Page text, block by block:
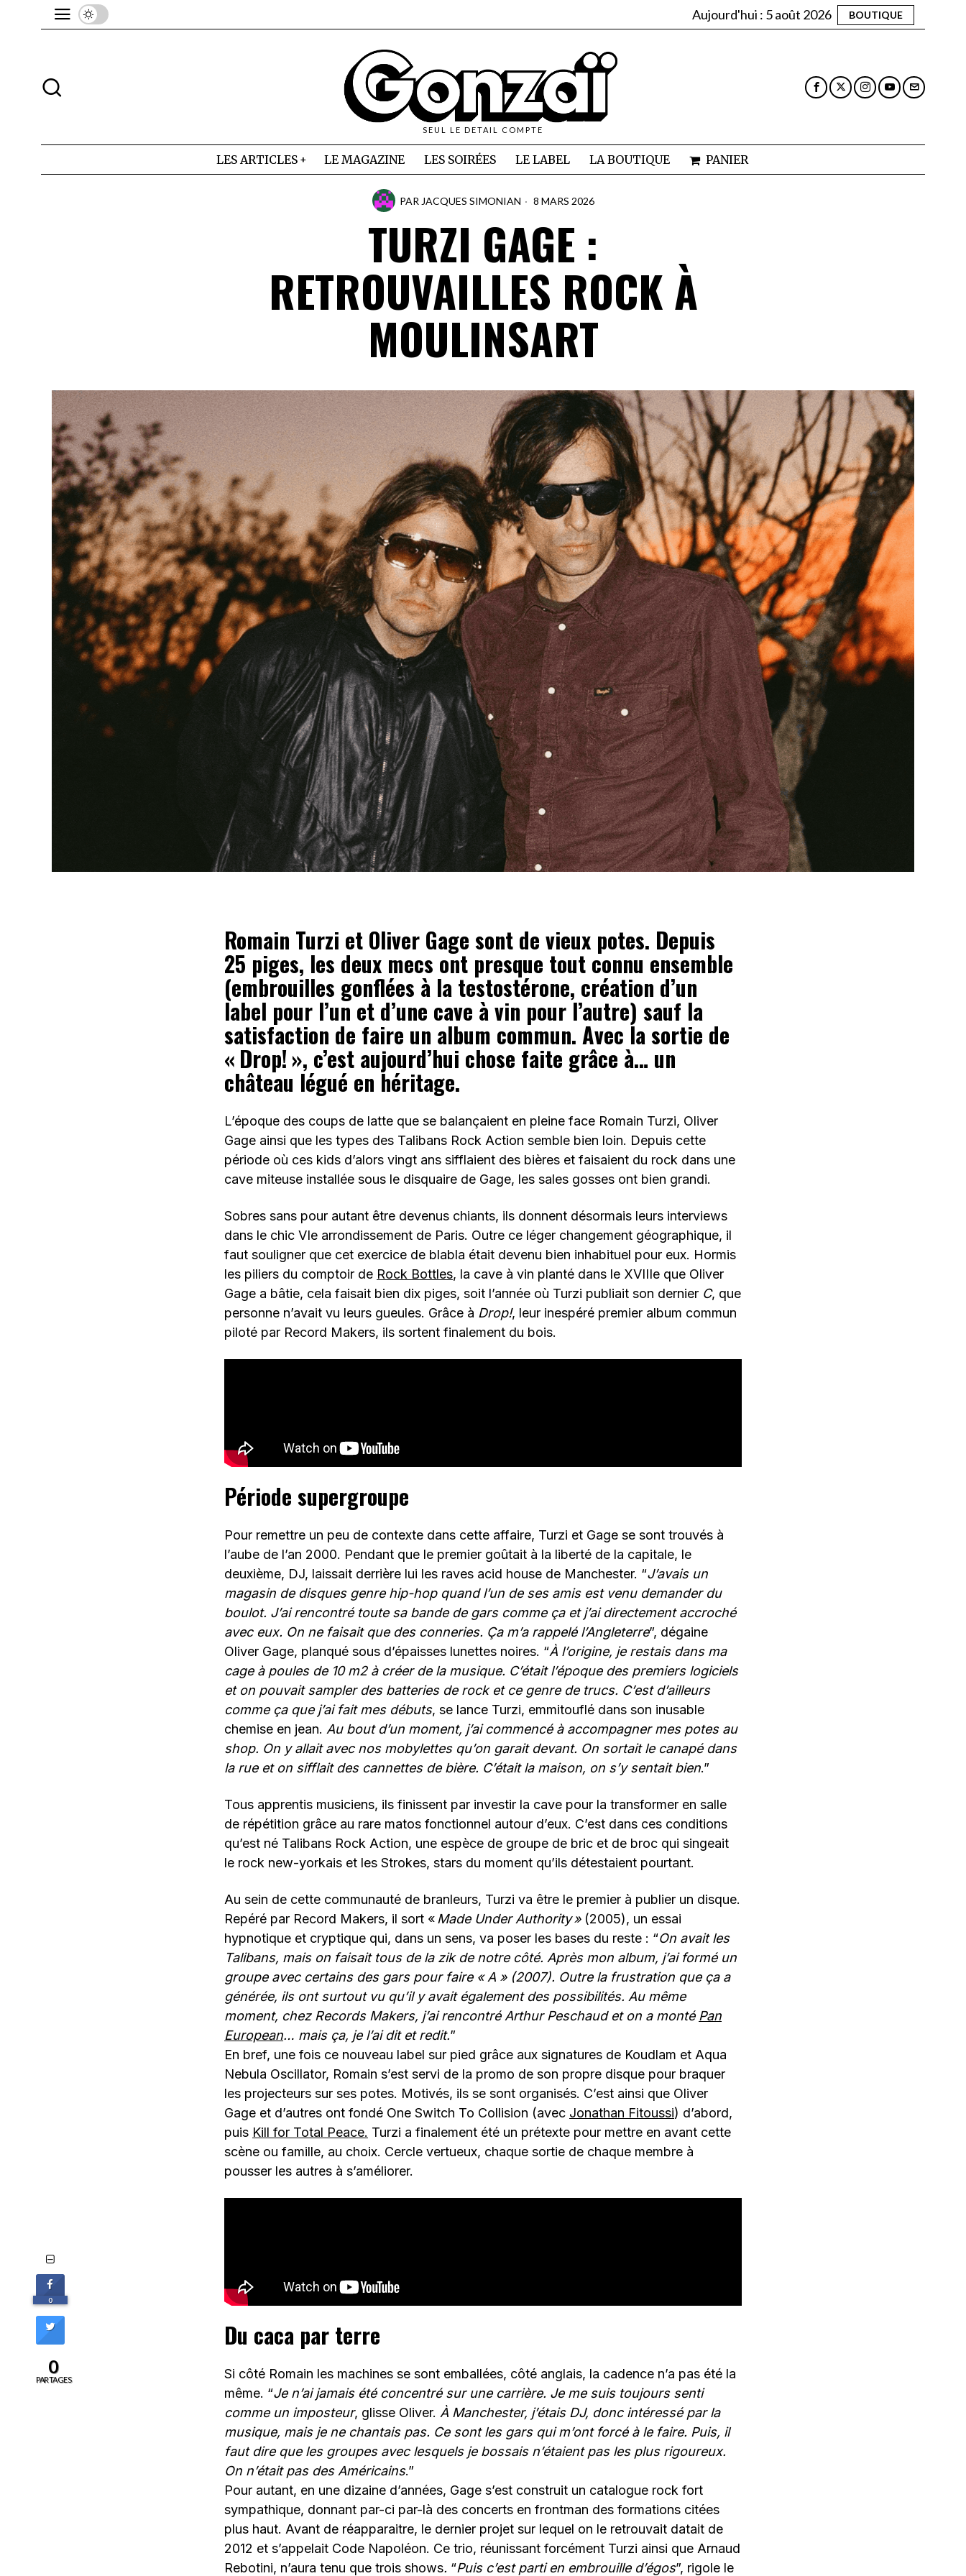
Aujourd'hui : 5 août 2026 BOUTIQUE
SEUL LE DETAIL COMPTE
LES ARTICLES LE MAGAZINE LES SOIRÉES LE LABEL LA BOUTIQUE PANIER
PAR JACQUES SIMONIAN 8 MARS 2026
TURZI GAGE :
RETROUVAILLES ROCK À
MOULINSART
Romain Turzi et Oliver Gage sont de vieux potes. Depuis
25 piges, les deux mecs ont presque tout connu ensemble
(embrouilles gonflées à la testostérone, création d’un
label pour l’un et d’une cave à vin pour l’autre) sauf la
satisfaction de faire un album commun. Avec la sortie de
« Drop! », c’est aujourd’hui chose faite grâce à… un
château légué en héritage.
L’époque des coups de latte que se balançaient en pleine face Romain Turzi, Oliver
Gage ainsi que les types des Talibans Rock Action semble bien loin. Depuis cette
période où ces kids d’alors vingt ans sifflaient des bières et faisaient du rock dans une
cave miteuse installée sous le disquaire de Gage, les sales gosses ont bien grandi.
Sobres sans pour autant être devenus chiants, ils donnent désormais leurs interviews
dans le chic VIe arrondissement de Paris. Outre ce léger changement géographique, il
faut souligner que cet exercice de blabla était devenu bien inhabituel pour eux. Hormis
les piliers du comptoir de Rock Bottles, la cave à vin planté dans le XVIIIe que Oliver
Gage a bâtie, cela faisait bien dix piges, soit l’année où Turzi publiait son dernier C, que
personne n’avait vu leurs gueules. Grâce à Drop!, leur inespéré premier album commun
piloté par Record Makers, ils sortent finalement du bois.
Période supergroupe
Pour remettre un peu de contexte dans cette affaire, Turzi et Gage se sont trouvés à
l’aube de l’an 2000. Pendant que le premier goûtait à la liberté de la capitale, le
deuxième, DJ, laissait derrière lui les raves acid house de Manchester. “J’avais un
magasin de disques genre hip-hop quand l’un de ses amis est venu demander du
boulot. J’ai rencontré toute sa bande de gars comme ça et j’ai directement accroché
avec eux. On ne faisait que des conneries. Ça m’a rappelé l’Angleterre”, dégaine
Oliver Gage, planqué sous d’épaisses lunettes noires. “À l’origine, je restais dans ma
cage à poules de 10 m2 à créer de la musique. C’était l’époque des premiers logiciels
et on pouvait sampler des batteries de rock et ce genre de trucs. C’est d’ailleurs
comme ça que j’ai fait mes débuts, se lance Turzi, emmitouflé dans son inusable
chemise en jean. Au bout d’un moment, j’ai commencé à accompagner mes potes au
shop. On y allait avec nos mobylettes qu’on garait devant. On sortait le canapé dans
la rue et on sifflait des cannettes de bière. C’était la maison, on s’y sentait bien.”
Tous apprentis musiciens, ils finissent par investir la cave pour la transformer en salle
de répétition grâce au rare matos fonctionnel autour d’eux. C’est dans ces conditions
qu’est né Talibans Rock Action, une espèce de groupe de bric et de broc qui singeait
le rock new-yorkais et les Strokes, stars du moment qu’ils détestaient pourtant.
Au sein de cette communauté de branleurs, Turzi va être le premier à publier un disque.
Repéré par Record Makers, il sort «Made Under Authority »(2005), un essai
hypnotique et cryptique qui, dans un sens, va poser les bases du reste : “On avait les
Talibans, mais on faisait tous de la zik de notre côté. Après mon album, j’ai formé un
groupe avec certains des gars pour faire « A » (2007). Outre la frustration que ça a
générée, ils ont surtout vu qu’il y avait également des possibilités. Au même
moment, chez Records Makers, j’ai rencontré Arthur Peschaud et on a monté Pan
European… mais ça, je l’ai dit et redit.”
En bref, une fois ce nouveau label sur pied grâce aux signatures de Koudlam et Aqua
Nebula Oscillator, Romain s’est servi de la promo de son propre disque pour braquer
les projecteurs sur ses potes. Motivés, ils se sont organisés. C’est ainsi que Oliver
Gage et d’autres ont fondé One Switch To Collision (avec Jonathan Fitoussi) d’abord,
puis Kill for Total Peace. Turzi a finalement été un prétexte pour mettre en avant cette
scène ou famille, au choix. Cercle vertueux, chaque sortie de chaque membre à
pousser les autres à s’améliorer.
Du caca par terre
Si côté Romain les machines se sont emballées, côté anglais, la cadence n’a pas été la
même. “Je n’ai jamais été concentré sur une carrière. Je me suis toujours senti
comme un imposteur, glisse Oliver. À Manchester, j’étais DJ, donc intéressé par la
musique, mais je ne chantais pas. Ce sont les gars qui m’ont forcé à le faire. Puis, il
faut dire que les groupes avec lesquels je bossais n’étaient pas les plus rigoureux.
On n’était pas des Américains.”
Pour autant, en une dizaine d’années, Gage s’est construit un catalogue rock fort
sympathique, donnant par-ci par-là des concerts en frontman des formations citées
plus haut. Avant de réapparaitre, le dernier projet sur lequel on le retrouvait datait de
2012 et s’appelait Code Napoléon. Ce trio, réunissant forcément Turzi ainsi que Arnaud
Rebotini, n’aura tenu que trois shows. “Puis c’est parti en embrouille d’égos”, rigole le
0
0
PARTAGES